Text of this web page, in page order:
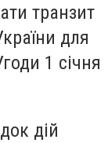
транзит
для
1 січня
дій